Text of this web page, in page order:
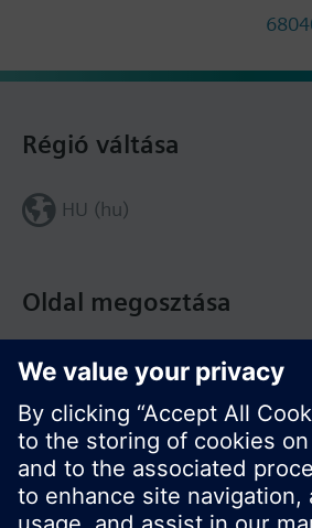
Oldal megosztása
Régió váltása
HU (hu)